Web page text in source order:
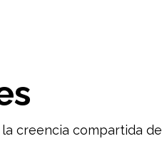
creencia compartida de